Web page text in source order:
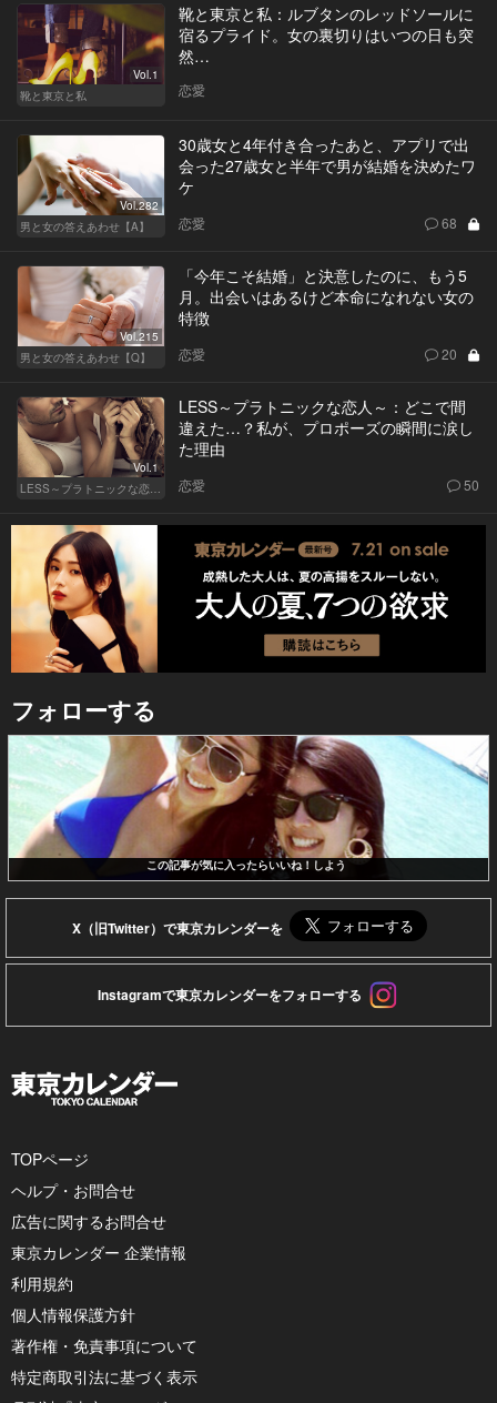
Vol.1
靴と東京と私
靴と東京と私：ルブタンのレッドソールに
宿るプライド。女の裏切りはいつの日も突
然…
恋愛
Vol.282
男と女の答えあわせ【A】
30歳女と4年付き合ったあと、アプリで出
会った27歳女と半年で男が結婚を決めたワ
ケ
恋愛 68
Vol.215
男と女の答えあわせ【Q】
「今年こそ結婚」と決意したのに、もう5
月。出会いはあるけど本命になれない女の
特徴
恋愛 20
Vol.1
LESS～プラトニックな恋人～：どこで間
違えた…？私が、プロポーズの瞬間に涙し
た理由
恋愛 50
フォローする
この記事が気に入ったらいいね！しよう
X（旧Twitter）で東京カレンダーを
Instagramで東京カレンダーをフォローする
TOPページ
ヘルプ・お問合せ
広告に関するお問合せ
東京カレンダー 企業情報
利用規約
個人情報保護方針
著作権・免責事項について
特定商取引法に基づく表示